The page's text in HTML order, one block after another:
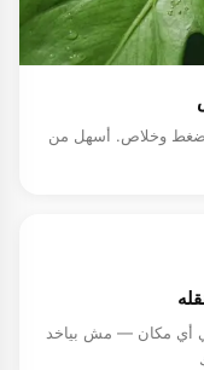
وخلاص. أسهل من
أي مكان — مش بياخد